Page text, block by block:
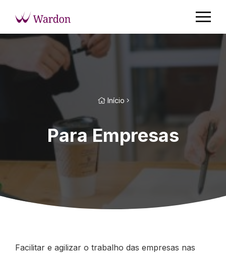
Início
Para Empresas
Facilitar e agilizar o trabalho das empresas nas